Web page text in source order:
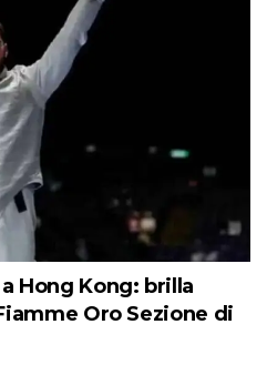
Hong Kong: brilla
Oro Sezione di